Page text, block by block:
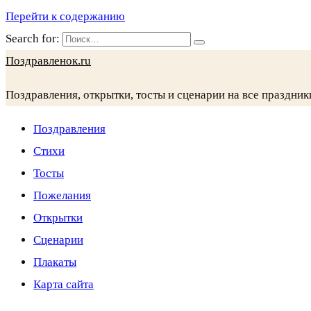
Перейти к содержанию
Search for:
Поздравленок.ru
Поздравления, открытки, тосты и сценарии на все
Поздравления
Стихи
Тосты
Пожелания
Открытки
Сценарии
Плакаты
Карта сайта